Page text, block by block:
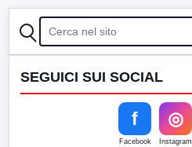
CERCA
SEGUICI SUI SOCIAL
f
Facebook
◎
Instagram